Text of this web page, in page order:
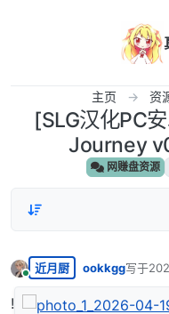
主页 资
[SLG汉化PC
Journey
网赚盘资源
在线
近月厨 ookkgg写于
最后由
!